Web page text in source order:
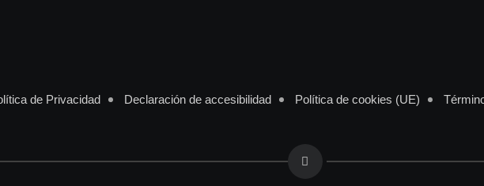
de Privacidad Declaración de accesibilidad Política de cookies (UE)